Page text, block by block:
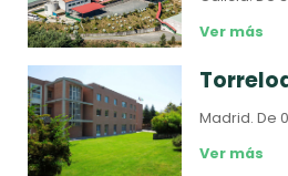
Ver más
Madrid.De
Ver más